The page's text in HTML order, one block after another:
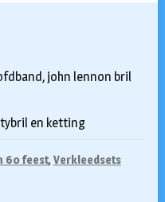
john lennon bril
en ketting
60 feest, Verkleedsets